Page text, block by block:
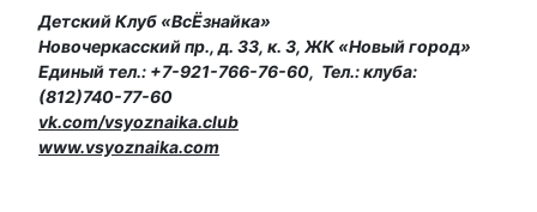
Детский Клуб «ВсЁзнайка»
Новочеркасский пр., д. 33, к. 3, ЖК «Новый город»
Единый тел.: +7-921-766-76-60, Тел.: клуба:
(812)740-77-60
vk.com/vsyoznaika.club
www.vsyoznaika.com